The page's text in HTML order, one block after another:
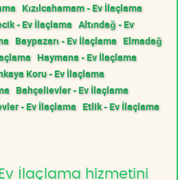
Kızılcahamam - Ev İlaçlama
- Ev İlaçlama Altındağ - Ev
Baypazarı - Ev İlaçlama Elmadağ
Haymana - Ev İlaçlama
Koru - Ev İlaçlama
Bahçelievler - Ev İlaçlama
- Ev İlaçlama Etlik - Ev İlaçlama
İlaçlama hizmetini